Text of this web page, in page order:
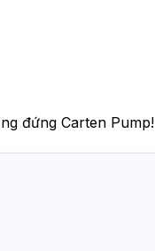
đứng Carten Pump!